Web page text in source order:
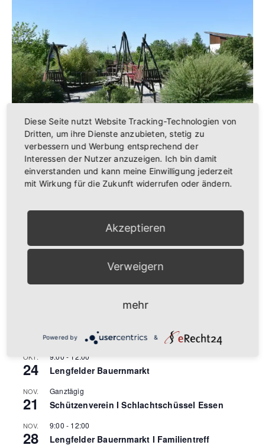
Attraktives Lengfeld für Kinder und Jugendliche
Anstehende Veranstaltungen
22
24
26
27 September
Lengfelder Bauernmarkt I Faschingsgesellschaft
OKT.
24
9:00 - 12:00
Lengfelder Bauernmarkt
NOV.
21
Ganztägig
Schützenverein I Schlachtschüssel Essen
NOV.
28
9:00 - 12:00
Lengfelder Bauernmarkt I Familientreff
Diese Seite nutzt Website Tracking-Technologien von
Dritten, um ihre Dienste anzubieten, stetig zu
verbessern und Werbung entsprechend der
Interessen der Nutzer anzuzeigen. Ich bin damit
einverstanden und kann meine Einwilligung jederzeit
mit Wirkung für die Zukunft widerrufen oder ändern.
Akzeptieren
Verweigern
mehr
Powered by &